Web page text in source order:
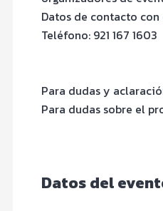
Datos de contacto
Teléfono: 921 167 1603
Para dudas y
Para dudas sobre el
Datos del